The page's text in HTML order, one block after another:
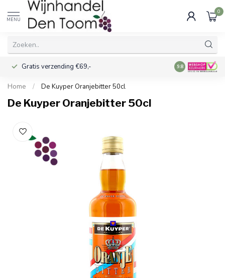
MENU
0
Gratis verzending €69,- Voor 16:00
9.8
Home / De Kuyper Oranjebitter 50cl
De Kuyper Oranjebitter 50cl